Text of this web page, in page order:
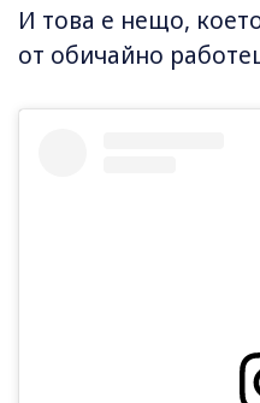
И това е нещо,
от обичайно